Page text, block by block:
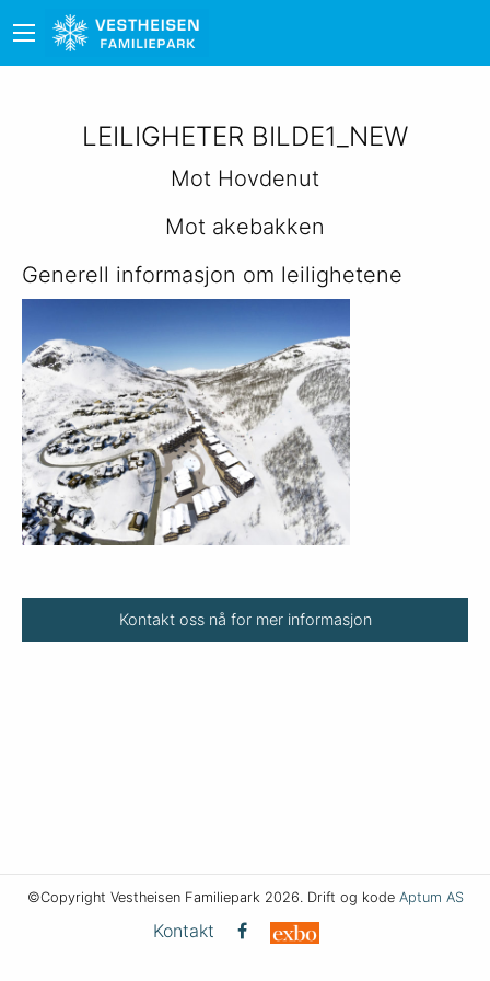
LEILIGHETER BILDE1_NEW
Mot Hovdenut
Mot akebakken
Generell informasjon om leilighetene
Kontakt oss nå for mer informasjon
©Copyright Vestheisen Familiepark 2026. Drift og kode Aptum AS
Kontakt